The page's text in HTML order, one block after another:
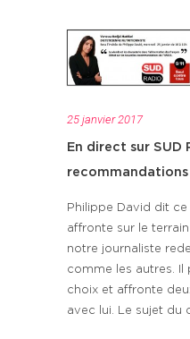
25 janvier 2017
En direct sur SUD
recommandations
Philippe David dit
affronte sur le
notre journaliste
comme les autres. Il
choix et affronte
avec lui. Le sujet du